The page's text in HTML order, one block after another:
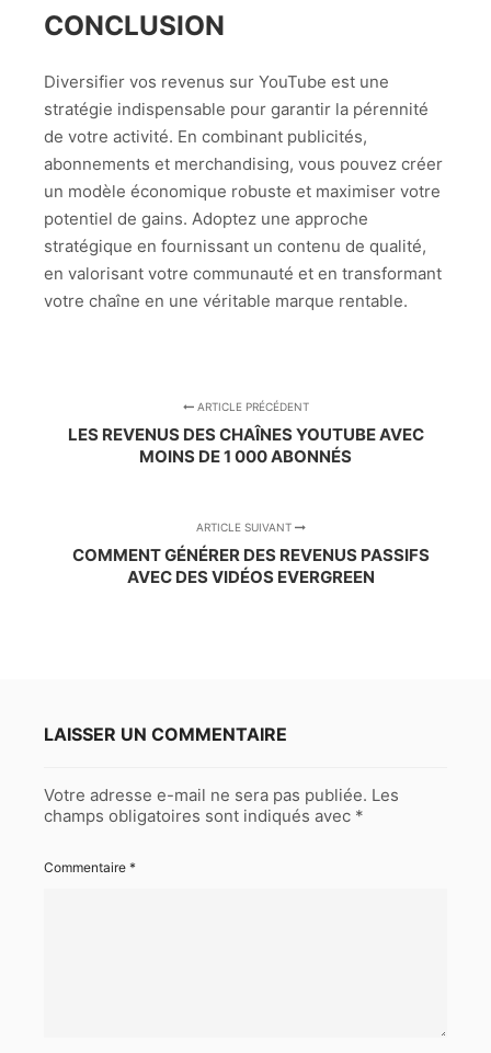
CONCLUSION
Diversifier vos revenus sur YouTube est une
stratégie indispensable pour garantir la pérennité
de votre activité. En combinant publicités,
abonnements et merchandising, vous pouvez créer
un modèle économique robuste et maximiser votre
potentiel de gains. Adoptez une approche
stratégique en fournissant un contenu de qualité,
en valorisant votre communauté et en transformant
votre chaîne en une véritable marque rentable.
ARTICLE PRÉCÉDENT
LES REVENUS DES CHAÎNES YOUTUBE AVEC
MOINS DE 1 000 ABONNÉS
ARTICLE SUIVANT
COMMENT GÉNÉRER DES REVENUS PASSIFS
AVEC DES VIDÉOS EVERGREEN
LAISSER UN COMMENTAIRE
Votre adresse e-mail ne sera pas publiée. Les
champs obligatoires sont indiqués avec *
Commentaire *